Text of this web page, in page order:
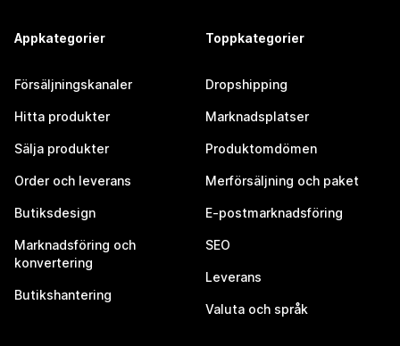
Appkategorier
Försäljningskanaler
Hitta produkter
Sälja produkter
Order och leverans
Butiksdesign
Marknadsföring och
konvertering
Butikshantering
Toppkategorier
Dropshipping
Marknadsplatser
Produktomdömen
Merförsäljning och paket
E-postmarknadsföring
SEO
Leverans
Valuta och språk